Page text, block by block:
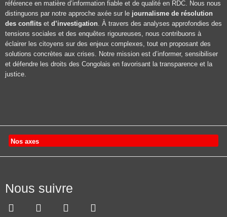
référence en matière d’information fiable et de qualité en RDC. Nous nous
distinguons par notre approche axée sur le journalisme de résolution
des conflits et d’investigation. À travers des analyses approfondies des
tensions sociales et des enquêtes rigoureuses, nous contribuons à
éclairer les citoyens sur des enjeux complexes, tout en proposant des
solutions concrètes aux crises. Notre mission est d’informer, sensibiliser
et défendre les droits des Congolais en favorisant la transparence et la
justice.
Nos axes
Nous suivre